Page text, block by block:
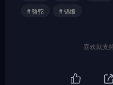
# 骆驼
# 锦缎
喜欢就支